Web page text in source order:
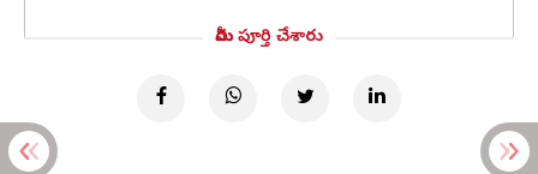
మీరు పూర్తి చేశారు